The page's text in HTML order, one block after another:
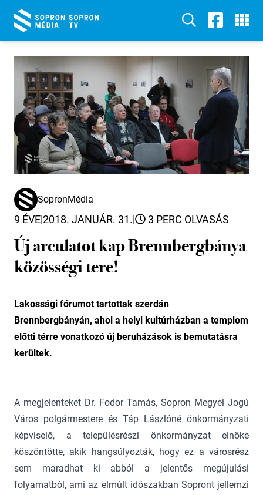
SopronMédia
9 ÉVE|2018. JANUÁR. 31.| 3 PERC OLVASÁS
Új arculatot kap Brennbergbánya
közösségi tere!
Lakossági fórumot tartottak szerdán
Brennbergbányán, ahol a helyi kultúrházban a templom
előtti térre vonatkozó új beruházások is bemutatásra
kerültek.
A megjelenteket Dr. Fodor Tamás, Sopron Megyei Jogú
Város polgármestere és Táp Lászlóné önkormányzati
képviselő, a településrészi önkormányzat elnöke
köszöntötte, akik hangsúlyozták, hogy ez a városrész
sem maradhat ki abból a jelentős megújulási
folyamatból, ami az elmúlt időszakban Sopront jellemzi